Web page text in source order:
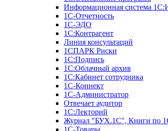
Информационная система
1С-Отчетность
1С-ЭДО
1С:Контрагент
Линия консультаций
1СПАРК Риски
1С:Подпись
1С:Облачный архив
1С:Кабинет сотрудника
1С-Коннект
1С-Администратор
Отвечает аудитор
1С:Лекторий
Журнал "БУХ.1С", Книги по
1С-Товары